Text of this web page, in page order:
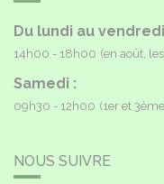
Du lundi au
14h00 - 18h00 (en août,
Samedi :
09h30 - 12h00 (1er et
NOUS SUIVRE